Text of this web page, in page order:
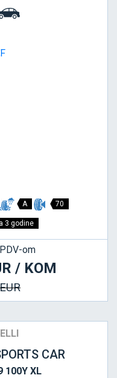
A 70
3 godine
om
/ KOM
CAR
100Y XL